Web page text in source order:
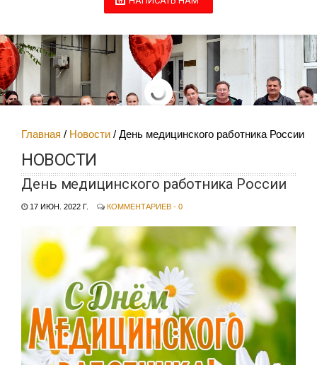
Главная Новости День медицинского работника России
НОВОСТИ
День медицинского работника России
17 ИЮН. 2022 Г. КОММЕНТАРИЕВ - 0